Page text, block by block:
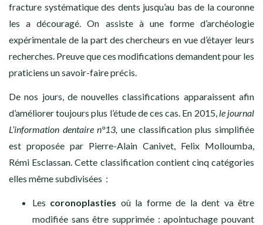
fracture systématique des dents jusqu’au bas de la couronne
les a découragé. On assiste à une forme d’archéologie
expérimentale de la part des chercheurs en vue d’étayer leurs
recherches. Preuve que ces modifications demandent pour les
praticiens un savoir-faire précis.
De nos jours, de nouvelles classifications apparaissent afin
d’améliorer toujours plus l’étude de ces cas. En 2015, le journal
L’information dentaire n°13, une classification plus simplifiée
est proposée par Pierre-Alain Canivet, Felix Molloumba,
Rémi Esclassan. Cette classification contient cinq catégories
elles même subdivisées :
Les coronoplasties où la forme de la dent va être
modifiée sans être supprimée : apointuchage pouvant